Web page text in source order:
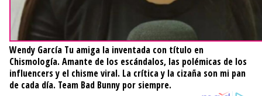
Wendy García Tu amiga la inventada con título en
Chismología. Amante de los escándalos, las polémicas de los
influencers y el chisme viral. La crítica y la cizaña son mi pan
de cada día. Team Bad Bunny por siempre.